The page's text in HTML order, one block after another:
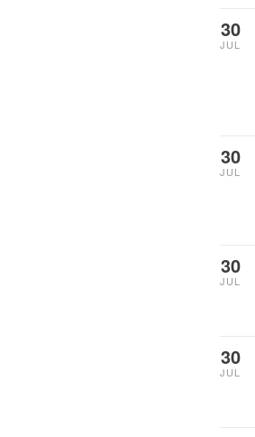
30
JUL
30
JUL
30
JUL
30
JUL